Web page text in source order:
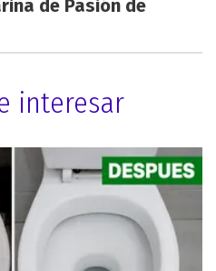
de Pasión de
interesar